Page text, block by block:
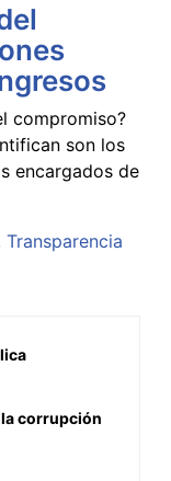
compromiso?
son los
encargados de
Transparencia
corrupción